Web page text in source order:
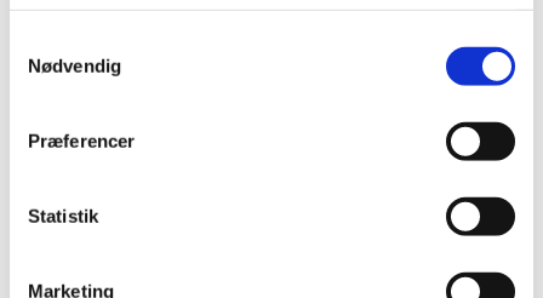
Nødvendig
Præferencer
Statistik
Marketing
Du vil måske også kunne